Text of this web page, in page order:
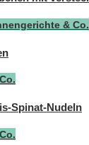
& Co.
Spinat-Nudeln